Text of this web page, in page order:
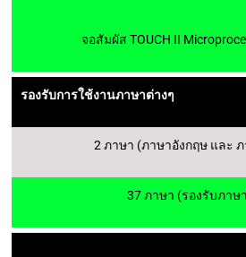
จอสัมผัส TOUCH II
รองรับการใช้งานภาษาต่างๆ
2 ภาษา (ภาษาอังกฤษ และ
37 ภาษา (รองรับภาษ